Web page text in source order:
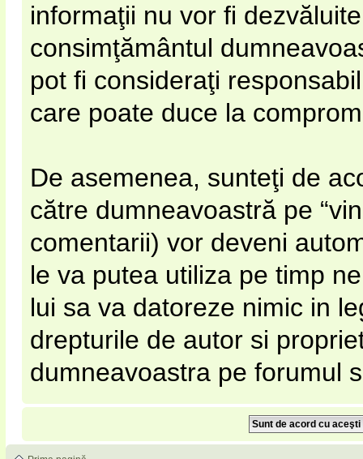
informaţii nu vor fi
consimţământul
pot fi consideraţi
care poate duce la
De asemenea, sunteţi de
către dumneavoastră pe
comentarii) vor deveni
le va putea utiliza pe timp
lui sa va datoreze nimic in
drepturile de autor si
dumneavoastra pe forumul